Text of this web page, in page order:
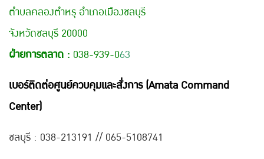
ตำบลคลองตำหรุ อำเภอเมืองชลบุรี
จังหวัดชลบุรี 20000
ฝ่ายการตลาด : 038-939-063
เบอร์ติดต่อศูนย์ควบคุมและสั่งการ (Amata Command
Center)
ชลบุรี : 038-213191 // 065-5108741